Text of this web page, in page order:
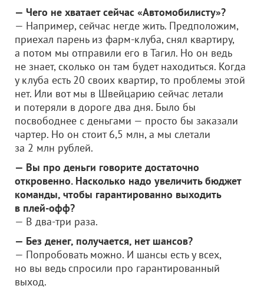
— Чего не хватает сейчас «Автомобилисту»?
— Например, сейчас негде жить. Предположим,
приехал парень из фарм-клуба, снял квартиру,
а потом мы отправили его в Тагил. Но он ведь
не знает, сколько он там будет находиться. Когда
у клуба есть 20 своих квартир, то проблемы этой
нет. Или вот мы в Швейцарию сейчас летали
и потеряли в дороге два дня. Было бы
посвободнее с деньгами — просто бы заказали
чартер. Но он стоит 6,5 млн, а мы слетали
за 2 млн рублей.
— Вы про деньги говорите достаточно
откровенно. Насколько надо увеличить бюджет
команды, чтобы гарантированно выходить
в плей-офф?
— В два-три раза.
— Без денег, получается, нет шансов?
— Попробовать можно. И шансы есть у всех,
но вы ведь спросили про гарантированный
выход.